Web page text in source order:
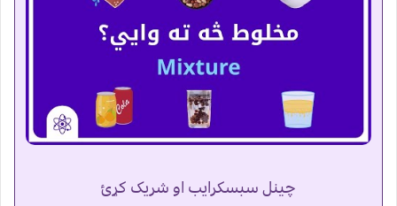
چینل سبسکرایب او شریک کړئ